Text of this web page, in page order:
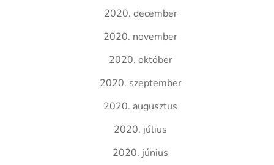
2020. december
2020. november
2020. október
2020. szeptember
2020. augusztus
2020. július
2020. június